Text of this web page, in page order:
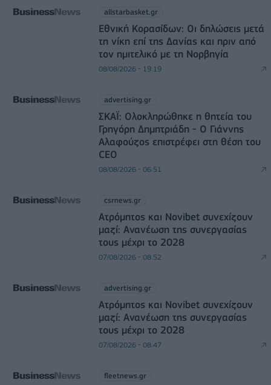
allstarbasket.gr
Εθνική Κορασίδων: Οι δηλώσεις μετά
τη νίκη επί της Δανίας και πριν από
τον ημιτελικό με τη Νορβηγία
08/08/2026 - 19:19
advertising.gr
ΣΚΑΪ: Ολοκληρώθηκε η θητεία του
Γρηγόρη Δημητριάδη - Ο Γιάννης
Αλαφούζος επιστρέφει στη θέση του
CEO
08/08/2026 - 06:51
csrnews.gr
Ατρόμητος και Novibet συνεχίζουν
μαζί: Ανανέωση της συνεργασίας
τους μέχρι το 2028
07/08/2026 - 08:52
advertising.gr
Ατρόμητος και Novibet συνεχίζουν
μαζί: Ανανέωση της συνεργασίας
τους μέχρι το 2028
07/08/2026 - 08:47
fleetnews.gr